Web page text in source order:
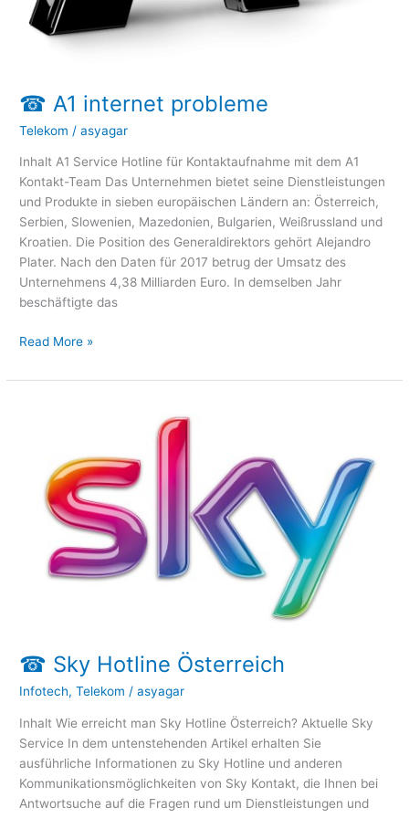
☎ A1 internet probleme
Telekom /asyagar
Inhalt A1 Service Hotline für Kontaktaufnahme mit dem A1
Kontakt-Team Das Unternehmen bietet seine Dienstleistungen
und Produkte in sieben europäischen Ländern an: Österreich,
Serbien, Slowenien, Mazedonien, Bulgarien, Weißrussland und
Kroatien. Die Position des Generaldirektors gehört Alejandro
Plater. Nach den Daten für 2017 betrug der Umsatz des
Unternehmens 4,38 Milliarden Euro. In demselben Jahr
beschäftigte das
Read More »
☎ Sky Hotline Österreich
Infotech,Telekom /asyagar
Inhalt Wie erreicht man Sky Hotline Österreich? Aktuelle Sky
Service In dem untenstehenden Artikel erhalten Sie
ausführliche Informationen zu Sky Hotline und anderen
Kommunikationsmöglichkeiten von Sky Kontakt, die Ihnen bei
Antwortsuche auf die Fragen rund um Dienstleistungen und
Österreich